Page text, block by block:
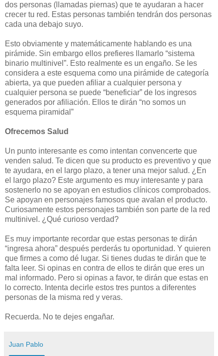
dos personas (llamadas piernas) que te ayudaran a hacer
crecer tu red. Estas personas también tendrán dos personas
cada una debajo suyo.
Esto obviamente y matemáticamente hablando es una
pirámide. Sin embargo ellos prefieres llamarlo “sistema
binario multinivel”. Esto realmente es un engaño. Se les
considera a este esquema como una pirámide de categoría
abierta, ya que pueden afiliar a cualquier persona y
cualquier persona se puede “beneficiar” de los ingresos
generados por afiliación. Ellos te dirán “no somos un
esquema piramidal”
Ofrecemos Salud
Un punto interesante es como intentan convencerte que
venden salud. Te dicen que su producto es preventivo y que
te ayudara, en el largo plazo, a tener una mejor salud. ¿En
el largo plazo? Este argumento es muy interesante y para
sostenerlo no se apoyan en estudios clínicos comprobados.
Se apoyan en personajes famosos que avalan el producto.
Curiosamente estos personajes también son parte de la red
multinivel. ¿Qué curioso verdad?
Es muy importante recordar que estas personas te dirán
“ingresa ahora” después perderás tu oportunidad. Y quieren
que firmes a como dé lugar. Si tienes dudas te dirán que te
falta leer. Si opinas en contra de ellos te dirán que eres un
mal informado. Pero si opinas a favor, te dirán que estas en
lo correcto. Intenta decirle estos tres puntos a diferentes
personas de la misma red y veras.
Recuerda. No te dejes engañar.
Juan Pablo